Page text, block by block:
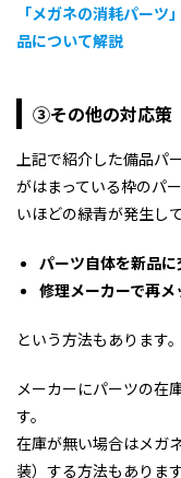
「メガネの消耗パー
品について解説
③その他の対応策
上記で紹介した備品パ
がはまっている枠のパ
いほどの緑青が発生し
パーツ自体を新品に
修理メーカーで再
という方法もあります。
メーカーにパーツの在
す。
在庫が無い場合はメガ
装）する方法もありま